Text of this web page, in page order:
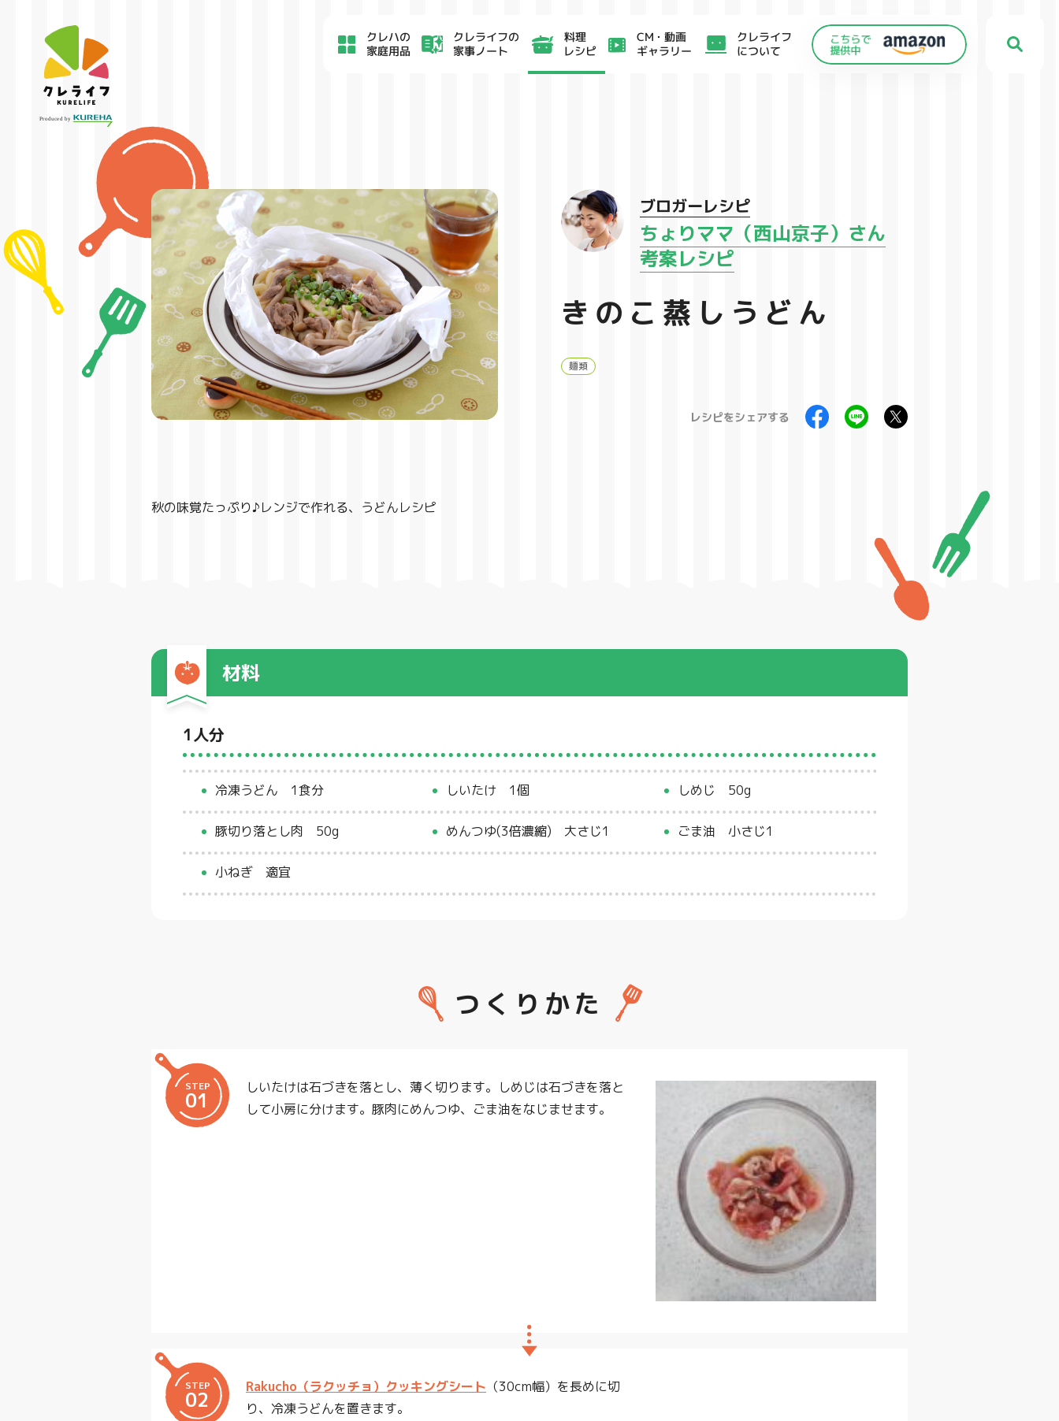
クレハの
家庭用品
クレライフの
家事ノート
料理
レシピ
CM・動画
ギャラリー
クレライフ
について
ブロガーレシピ
ちょりママ（西山京子）さん
考案レシピ
きのこ蒸しうどん
麺類
レシピをシェアする
秋の味覚たっぷり♪レンジで作れる、うどんレシピ
材料
1人分
冷凍うどん 1食分 しいたけ 1個 しめじ 50g
豚切り落とし肉 50g めんつゆ(3倍濃縮) 大さじ1 ごま油 小さじ1
小ねぎ 適宜
つくりかた
STEP
01
しいたけは石づきを落とし、薄く切ります。しめじは石づきを落と
して小房に分けます。豚肉にめんつゆ、ごま油をなじませます。
STEP
02 Rakucho（ラクッチョ）クッキングシート （30cm幅）を長めに切
り、冷凍うどんを置きます。